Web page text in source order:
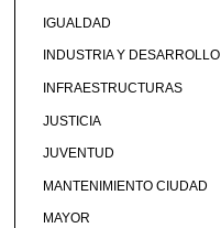
IGUALDAD
INDUSTRIA Y DESARROLLO
INFRAESTRUCTURAS
JUSTICIA
JUVENTUD
MANTENIMIENTO CIUDAD
MAYOR